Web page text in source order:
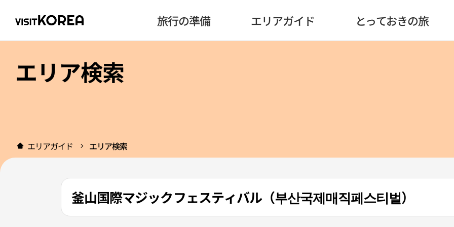
旅行の準備 エリアガイド とっておきの旅
エリア検索
エリアガイド エリア検索
釜山国際マジックフェスティバル（부산국제매직페스티벌）